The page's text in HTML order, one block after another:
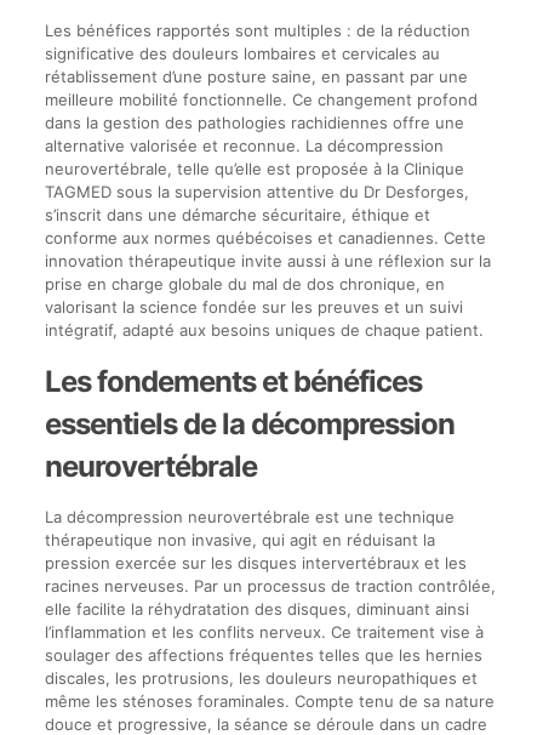
Les bénéfices rapportés sont multiples : de la réduction
significative des douleurs lombaires et cervicales au
rétablissement d’une posture saine, en passant par une
meilleure mobilité fonctionnelle. Ce changement profond
dans la gestion des pathologies rachidiennes offre une
alternative valorisée et reconnue. La décompression
neurovertébrale, telle qu’elle est proposée à la Clinique
TAGMED sous la supervision attentive du Dr Desforges,
s’inscrit dans une démarche sécuritaire, éthique et
conforme aux normes québécoises et canadiennes. Cette
innovation thérapeutique invite aussi à une réflexion sur la
prise en charge globale du mal de dos chronique, en
valorisant la science fondée sur les preuves et un suivi
intégratif, adapté aux besoins uniques de chaque patient.
Les fondements et bénéfices
essentiels de la décompression
neurovertébrale
La décompression neurovertébrale est une technique
thérapeutique non invasive, qui agit en réduisant la
pression exercée sur les disques intervertébraux et les
racines nerveuses. Par un processus de traction contrôlée,
elle facilite la réhydratation des disques, diminuant ainsi
l’inflammation et les conflits nerveux. Ce traitement vise à
soulager des affections fréquentes telles que les hernies
discales, les protrusions, les douleurs neuropathiques et
même les sténoses foraminales. Compte tenu de sa nature
douce et progressive, la séance se déroule dans un cadre